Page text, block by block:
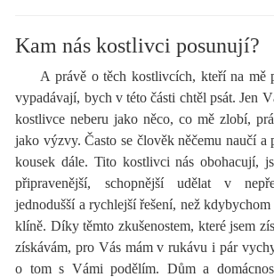
Kam nás kostlivci posunují?
A právě o těch kostlivcích, kteří na mě
vypadávají, bych v této části chtěl psát. Jen
kostlivce neberu jako něco, co mě zlobí,
jako výzvy. Často se člověk něčemu naučí a
kousek dále. Tito kostlivci nás obohacují,
připravenější, schopnější udělat v
jednodušší a rychlejší řešení, než
klíně. Díky těmto zkušenostem, které jsem
získávám, pro Vás mám v rukávu i pár
o tom s Vámi podělím. Dům a